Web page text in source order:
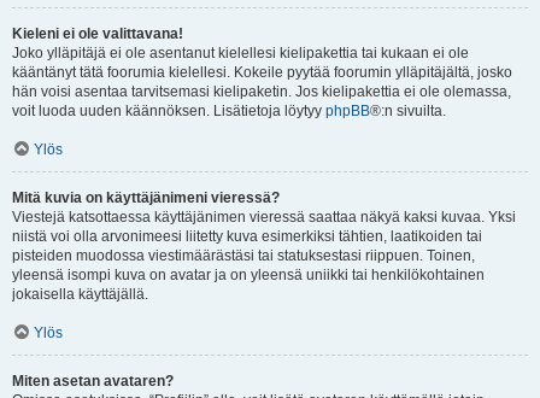
Kieleni ei ole valittavana!
Joko ylläpitäjä ei ole asentanut kielellesi kielipakettia tai kukaan ei ole
kääntänyt tätä foorumia kielellesi. Kokeile pyytää foorumin ylläpitäjältä, josko
hän voisi asentaa tarvitsemasi kielipaketin. Jos kielipakettia ei ole olemassa,
voit luoda uuden käännöksen. Lisätietoja löytyy phpBB®:n sivuilta.
Ylös
Mitä kuvia on käyttäjänimeni vieressä?
Viestejä katsottaessa käyttäjänimen vieressä saattaa näkyä kaksi kuvaa. Yksi
niistä voi olla arvonimeesi liitetty kuva esimerkiksi tähtien, laatikoiden tai
pisteiden muodossa viestimäärästäsi tai statuksestasi riippuen. Toinen,
yleensä isompi kuva on avatar ja on yleensä uniikki tai henkilökohtainen
jokaisella käyttäjällä.
Ylös
Miten asetan avataren?